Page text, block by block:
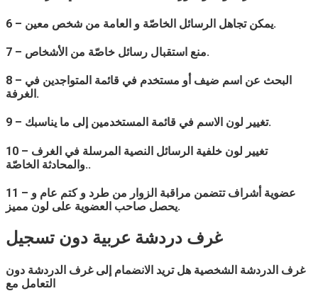
6 – يمكن تجاهل الرسائل الخاصّة و العامة من شخص معين.
7 – منع استقبال رسائل خاصّة من الأشخاص.
8 – البحث عن اسم ضيف أو مستخدم في قائمة المتواجدين في
الغرفة.
9 – تغيير لون الاسم في قائمة المستخدمين إلى ما يناسبك.
10 – تغيير لون خلفية الرسائل النصية المرسلة في الغرف
والمحادثة الخاصّة..
11 – عضوية أشراف تتضمن مراقبة الزوار من طرد و كتم عام و
يحصل صاحب العضوية على لون مميز.
غرف دردشة عربية دون تسجيل
غرف الدردشة الشخصية هل تريد الانضمام إلى غرف الدردشة دون
التعامل مع